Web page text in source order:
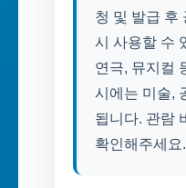
청 및 발급 후
시 사용할 수
연극, 뮤지컬
시에는 미술,
됩니다. 관람
확인해주세요.